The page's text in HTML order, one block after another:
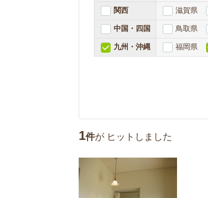
関西 滋賀県
中国・四国 鳥取県
九州・沖縄 福岡県
1件が ヒットしました